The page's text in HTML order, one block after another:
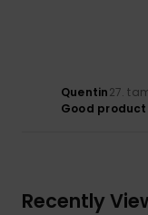
Quentin27.
Good product
Recently